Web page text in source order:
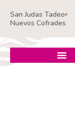
San Judas Tadeo
Nuevos Cofrades